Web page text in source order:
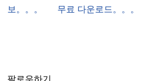
보。。。
무료 다운로드。。。
팔로우하기